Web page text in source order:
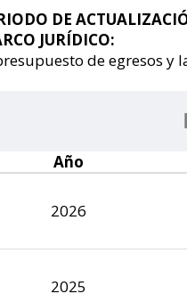
DE
JURÍDICO:
de egresos
Año
2026
2025